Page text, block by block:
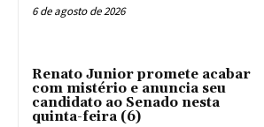
6 de agosto de 2026
Renato Junior promete acabar
com mistério e anuncia seu
candidato ao Senado nesta
quinta-feira (6)